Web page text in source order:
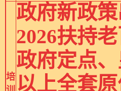
培
政府新政
2026扶持
政府定点
以上全套